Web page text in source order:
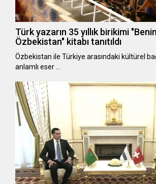
Türk yazarın 35 yıllık birikimi
Özbekistan" kitabı tanıtıldı
Özbekistan ile Türkiye arasındaki kültürel
anlamlı eser …